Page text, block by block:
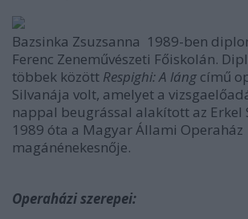
Bazsinka Zsuzsanna 1989-ben
Ferenc Zeneművészeti Főiskolán.
többek között Respighi: A láng című
Silvanája volt, amelyet a
nappal beugrással alakított az Erkel
1989 óta a Magyar Állami Operaház
magánénekesnője.
Operaházi szerepei: